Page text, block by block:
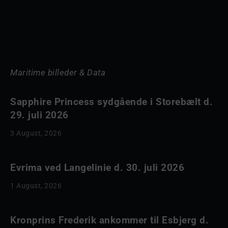
Maritime billeder & Data
Sapphire Princess sydgående i Storebælt d.
29. juli 2026
3 August, 2026
Evrima ved Langelinie d. 30. juli 2026
1 August, 2026
Kronprins Frederik ankommer til Esbjerg d.